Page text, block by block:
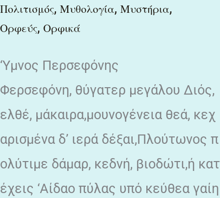
Πολιτισμός, Μυθολογία, Μυστήρια,
Ορφεύς, Ορφικά
‘Υμνος Περσεφόνης
Φερσεφόνη, θύγατερ μεγάλου Διός,
ελθέ, μάκαιρα,μουνογένεια θεά, κεχ
αρισμένα δ’ ιερά δέξαι,Πλούτωνος π
ολύτιμε δάμαρ, κεδνή, βιοδώτι,ή κατ
έχεις ‘Αίδαο πύλας υπό κεύθεα γαίη